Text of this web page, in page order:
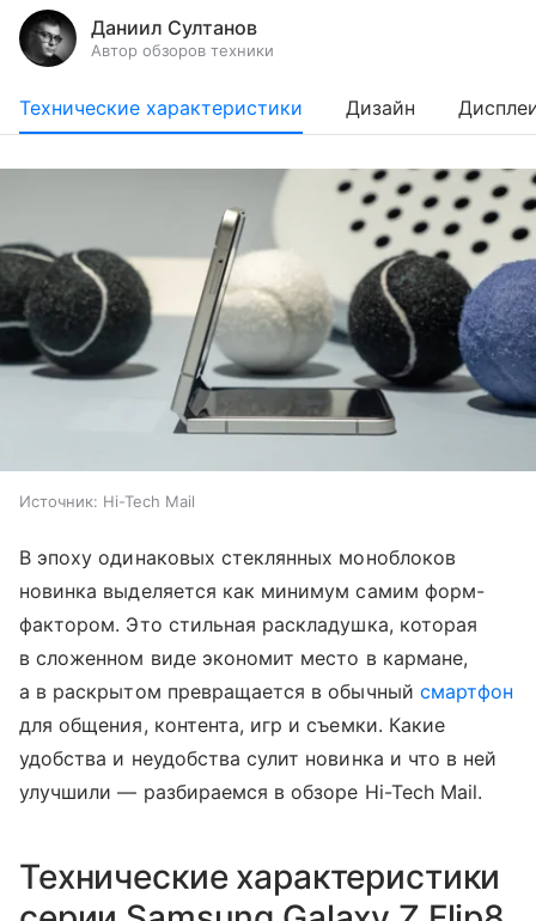
Даниил Султанов
Автор обзоров техники
Технические характеристики Дизайн
Источник: Hi-Tech Mail
В эпоху одинаковых стеклянных моноблоков
новинка выделяется как минимум самим форм-
фактором. Это стильная раскладушка, которая
в сложенном виде экономит место в кармане,
а в раскрытом превращается в обычный смартфон
для общения, контента, игр и съемки. Какие
удобства и неудобства сулит новинка и что в ней
улучшили — разбираемся в обзоре Hi-Tech Mail.
Технические характеристики